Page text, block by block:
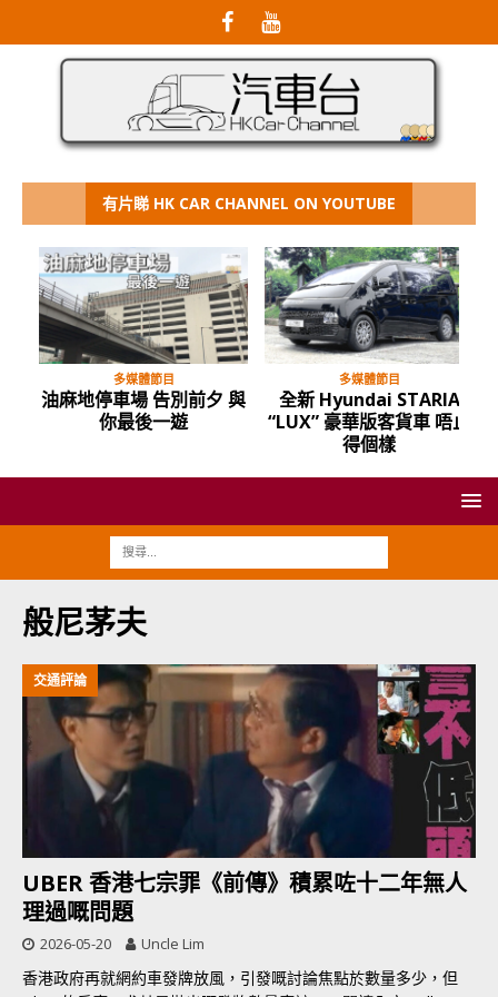
有片睇 HK CAR CHANNEL ON YOUTUBE
多媒體節目
油麻地停車場 告別前夕 與
你最後一遊
多媒體節目
全新 Hyundai STARIA
“LUX” 豪華版客貨車 唔止
得個樣
般尼茅夫
交通評論
UBER 香港七宗罪《前傳》積累咗十二年無人
理過嘅問題
2026-05-20 Uncle Lim
香港政府再就網約車發牌放風，引發嘅討論焦點於數量多少，但